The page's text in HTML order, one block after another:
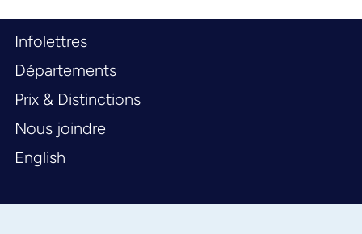
Infolettres
Départements
Prix & Distinctions
Nous joindre
English